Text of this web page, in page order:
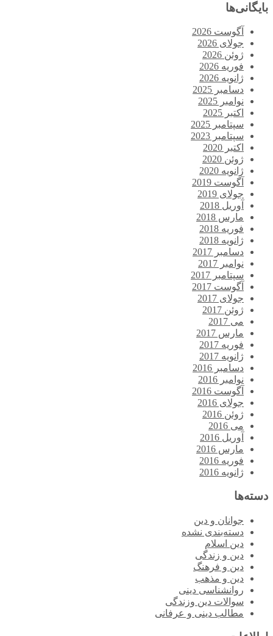
بایگانی‌ها
آگوست 2026
جولای 2026
ژوئن 2026
فوریه 2026
ژانویه 2026
دسامبر 2025
نوامبر 2025
اکتبر 2025
سپتامبر 2025
سپتامبر 2023
اکتبر 2020
ژوئن 2020
ژانویه 2020
آگوست 2019
جولای 2019
آوریل 2018
مارس 2018
فوریه 2018
ژانویه 2018
دسامبر 2017
نوامبر 2017
سپتامبر 2017
آگوست 2017
جولای 2017
ژوئن 2017
می 2017
مارس 2017
فوریه 2017
ژانویه 2017
دسامبر 2016
نوامبر 2016
آگوست 2016
جولای 2016
ژوئن 2016
می 2016
آوریل 2016
مارس 2016
فوریه 2016
ژانویه 2016
دسته‌ها
جوانان و دین
دسته‌بندی نشده
دین اسلام
دین و زندگی
دین و فرهنگ
دین و مذهب
روانشناسی دینی
سوالات دین وزندگی
مطالب دینی و عرفانی